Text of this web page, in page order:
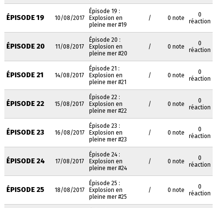
ÉPISODE 19 10/08/2017
Épisode 19 :
Explosion en
pleine mer #19
/ 0 note
0
réaction
ÉPISODE 20 11/08/2017
Épisode 20 :
Explosion en
pleine mer #20
/ 0 note
0
réaction
ÉPISODE 21 14/08/2017
Épisode 21 :
Explosion en
pleine mer #21
/ 0 note
0
réaction
ÉPISODE 22 15/08/2017
Épisode 22 :
Explosion en
pleine mer #22
/ 0 note
0
réaction
ÉPISODE 23 16/08/2017
Épisode 23 :
Explosion en
pleine mer #23
/ 0 note
0
réaction
ÉPISODE 24 17/08/2017
Épisode 24 :
Explosion en
pleine mer #24
/ 0 note
0
réaction
ÉPISODE 25 18/08/2017
Épisode 25 :
Explosion en
pleine mer #25
/ 0 note
0
réaction